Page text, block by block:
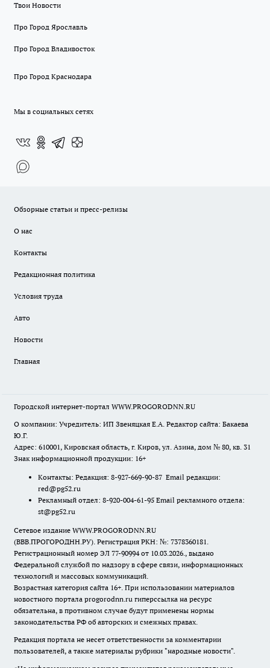
Твои Новости
Про Город Ярославль
Про Город Владивосток
Про Город Краснодара
Мы в социальных сетях
Обзорные статьи и пресс-релизы
О нас
Контакты
Редакционная политика
Условия труда
Авто
Новости
Главная
Городской интернет-портал WWW.PROGORODNN.RU
О компании: Учредитель: ИП Звеняцкая Е.А. Редактор сайта: Бакаева
Ю.Г.
Адрес: 610001, Кировская область, г. Киров, ул. Азина, дом № 80, кв. 31
Знак информационной продукции: 16+
Контакты: Редакция: 8-927-669-90-87 Email редакции:
red@pg52.ru
Рекламный отдел: 8-920-004-61-95 Email рекламного отдела:
st@pg52.ru
Сетевое издание WWW.PROGORODNN.RU
(ВВВ.ПРОГОРОДНН.РУ). Регистрация РКН: №: 7378360181.
Регистрационный номер ЭЛ 77-90994 от 10.03.2026., выдано
Федеральной службой по надзору в сфере связи, информационных
технологий и массовых коммуникаций.
Возрастная категория сайта 16+. При использовании материалов
новостного портала progorodnn.ru гиперссылка на ресурс
обязательна, в противном случае будут применены нормы
законодательства РФ об авторских и смежных правах.
Редакция портала не несет ответственности за комментарии
пользователей, а также материалы рубрики "народные новости".